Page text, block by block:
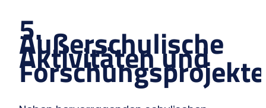
5.
Außerschulische
Aktivitäten und
Forschungsprojekte